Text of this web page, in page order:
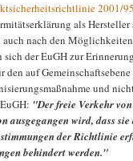
2001/
als Hersteller
nach den
der EuGH zur
auf
und
"Der freie Verkehr
wird, dass
der Richtlinie
behindert werden."